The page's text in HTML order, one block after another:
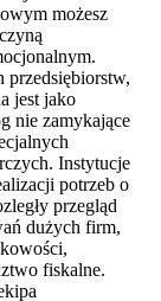
możesz
przedsiębiorstw,
jest jako
nie zamykające
Instytucje
potrzeb o
przegląd
dużych firm,
fiskalne.